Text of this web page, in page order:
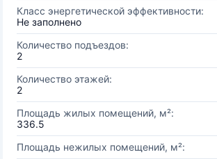
Класс энергетической эффективности:
Не заполнено
Количество подъездов:
2
Количество этажей:
2
Площадь жилых помещений, м²:
336.5
Площадь нежилых помещений, м²: